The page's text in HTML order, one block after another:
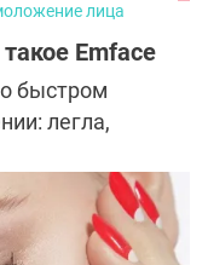
лица
Emface
быстром
легла,
но, увы,
никто не